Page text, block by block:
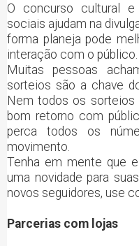
O concurso cultural
sociais ajudam na
forma planeja pode
interação com o público.
Muitas pessoas
sorteios são a chave
Nem todos os sorteios
bom retorno com
perca todos os
movimento.
Tenha em mente que
uma novidade para
novos seguidores, use
Parcerias com lojas